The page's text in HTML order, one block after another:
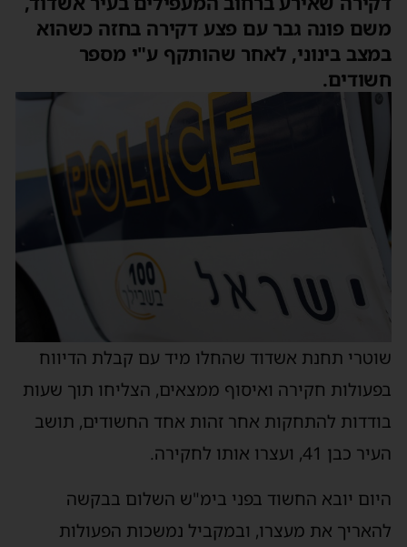
משם פונה גבר עם פצע דקירה בחזה כשהוא
במצב בינוני, לאחר שהותקף ע"י מספר
חשודים.
שוטרי תחנת אשדוד שהחלו מיד עם קבלת הדיווח
בפעולות חקירה ואיסוף ממצאים, הצליחו תוך שעות
בודדות להתחקות אחר זהות אחד החשודים, תושב
העיר כבן 41, ועצרו אותו לחקירה.
היום יובא החשוד בפני בימ"ש השלום בבקשה
להאריך את מעצרו, ובמקביל נמשכות הפעולות